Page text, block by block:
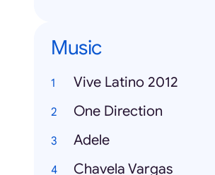
Music
Vive Latino 2012
One Direction
Adele
Chavela Vargas